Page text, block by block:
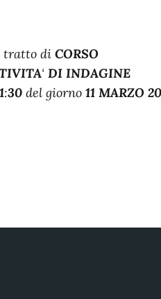
tratto di CORSO
‘ DI INDAGINE
:30 del giorno 11 MARZO